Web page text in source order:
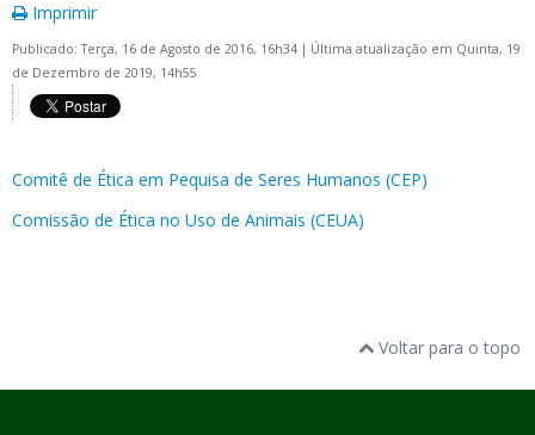
Imprimir
Publicado: Terça, 16 de Agosto de 2016, 16h34 | Última atualização em Quinta, 19
de Dezembro de 2019, 14h55
Comitê de Ética em Pequisa de Seres Humanos (CEP)
Comissão de Ética no Uso de Animais (CEUA)
Voltar para o topo